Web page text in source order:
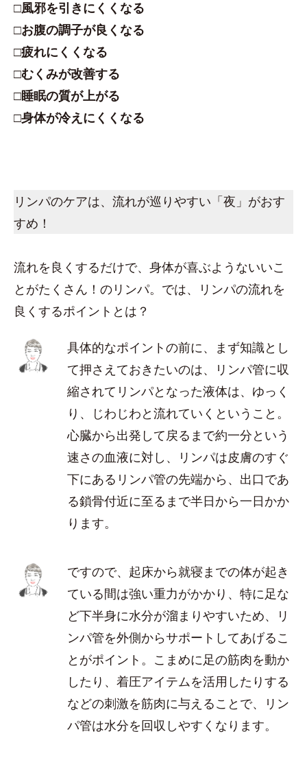
□風邪を引きにくくなる
□お腹の調子が良くなる
□疲れにくくなる
□むくみが改善する
□睡眠の質が上がる
□身体が冷えにくくなる
リンパのケアは、流れが巡りやすい「夜」がおす
すめ！
流れを良くするだけで、身体が喜ぶようないいこ
とがたくさん！のリンパ。では、リンパの流れを
良くするポイントとは？
具体的なポイントの前に、まず知識とし
て押さえておきたいのは、リンパ管に収
縮されてリンパとなった液体は、ゆっく
り、じわじわと流れていくということ。
心臓から出発して戻るまで約一分という
速さの血液に対し、リンパは皮膚のすぐ
下にあるリンパ管の先端から、出口であ
る鎖骨付近に至るまで半日から一日かか
ります。
ですので、起床から就寝までの体が起き
ている間は強い重力がかかり、特に足な
ど下半身に水分が溜まりやすいため、リ
ンパ管を外側からサポートしてあげるこ
とがポイント。こまめに足の筋肉を動か
したり、着圧アイテムを活用したりする
などの刺激を筋肉に与えることで、リン
パ管は水分を回収しやすくなります。